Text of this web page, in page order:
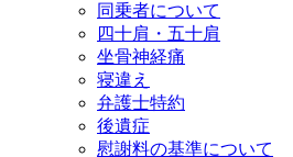
同乗者について
四十肩・五十肩
坐骨神経痛
寝違え
弁護士特約
後遺症
慰謝料の基準について